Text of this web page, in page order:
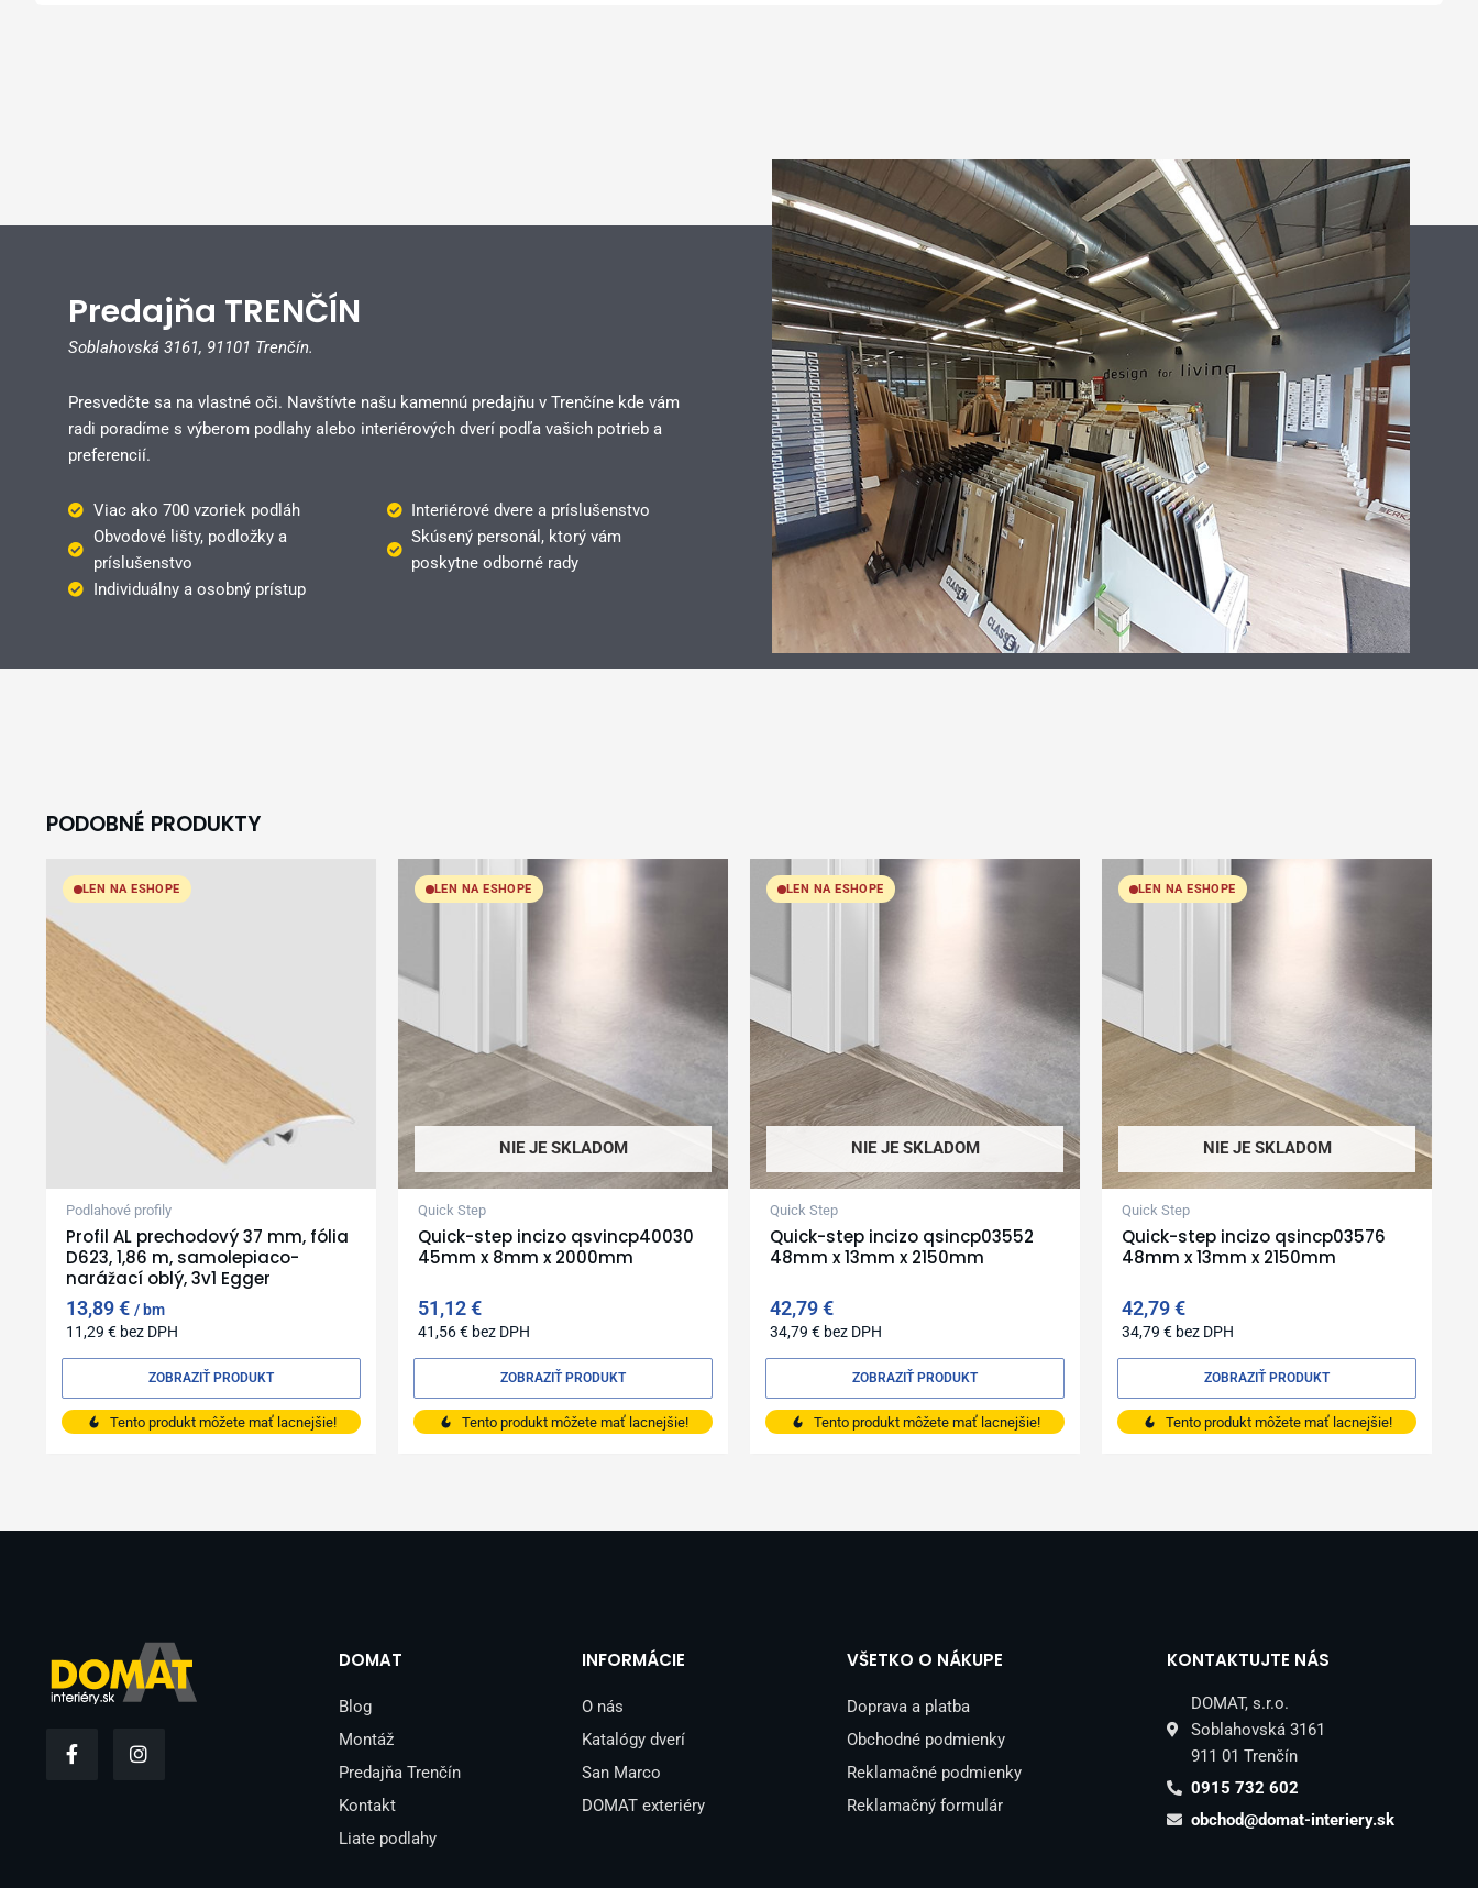
Predajňa TRENČÍN
Soblahovská 3161, 91101 Trenčín.
Presvedčte sa na vlastné oči. Navštívte našu kamennú predajňu v Trenčíne kde vám
radi poradíme s výberom podlahy alebo interiérových dverí podľa vašich potrieb a
preferencií.
Viac ako 700 vzoriek podláh
Interiérové dvere a príslušenstvo
Obvodové lišty, podložky a
príslušenstvo
Skúsený personál, ktorý vám
poskytne odborné rady
Individuálny a osobný prístup
PODOBNÉ PRODUKTY
LEN NA ESHOPE
Podlahové profily
Profil AL prechodový 37 mm, fólia
D623, 1,86 m, samolepiaco-
narážací oblý, 3v1 Egger
13,89€ bm
11,29 € bez DPH
Tento produkt môžete mať lacnejšie!
ZOBRAZIŤ PRODUKT
LEN NA ESHOPE
NIE JE SKLADOM
Quick Step
Quick-step incizo qsvincp40030
45mm x 8mm x 2000mm
51,12€
41,56€ bez DPH
Tento produkt môžete mať lacnejšie!
ZOBRAZIŤ PRODUKT
LEN NA ESHOPE
NIE JE SKLADOM
Quick Step
Quick-step incizo qsincp03552
48mm x 13mm x 2150mm
42,79€
34,79 € bez DPH
Tento produkt môžete mať lacnejšie!
ZOBRAZIŤ PRODUKT
LEN NA ESHOPE
NIE JE SKLADOM
Quick Step
Quick-step incizo qsincp03576
48mm x 13mm x 2150mm
42,79€
34,79 € bez DPH
Tento produkt môžete mať lacnejšie!
ZOBRAZIŤ PRODUKT
a
n
DOMAT
Blog
Montáž
Predajňa Trenčín
Kontakt
Liate podlahy
INFORMÁCIE
O nás
Katalógy dverí
San Marco
DOMAT exteriéry
VŠETKO O NÁKUPE
Doprava a platba
Obchodné podmienky
Reklamačné podmienky
Reklamačný formulár
KONTAKTUJTE NÁS
DOMAT, s.r.o.
Soblahovská 3161
911 01 Trenčín
0915 732 602
obchod@domat-interiery.sk